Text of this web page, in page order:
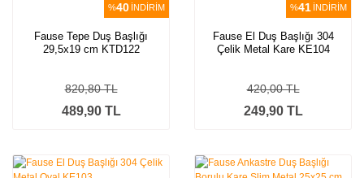
%40 İNDİRİM
Fause Tepe Duş Başlığı
29,5x19 cm KTD122
489,90 TL
820,80 TL
%41 İNDİRİM
Fause El Duş Başlığı 304
Çelik Metal Kare KE104
249,90 TL
420,00 TL